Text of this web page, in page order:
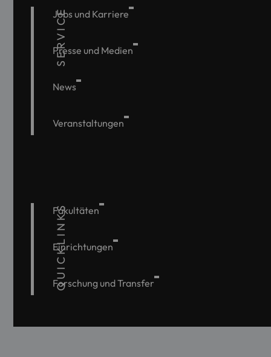
SERVICE
Jobs und Karriere
Presse und Medien
News
Veranstaltungen
QUICKLINKS
Fakultäten
Einrichtungen
Forschung und Transfer